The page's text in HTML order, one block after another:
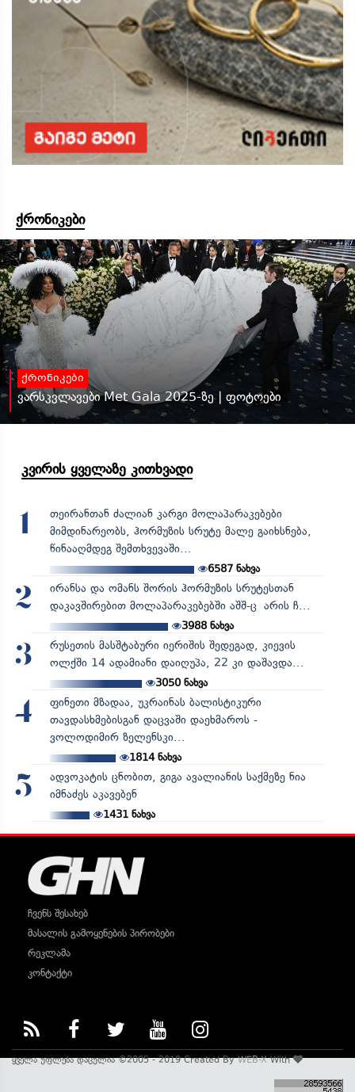
ქრონიკები
ქრონიკები
ვარსკვლავები Met Gala 2025-ზე | ფოტოები
კვირის ყველაზე კითხვადი
1
თეირანთან ძალიან კარგი მოლაპარაკებები
მიმდინარეობს, ჰორმუზის სრუტე მალე გაიხსნება,
წინააღმდეგ შემთხვევაში...
6587 ნახვა
2
ირანსა და ომანს შორის ჰორმუზის სრუტესთან
დაკავშირებით მოლაპარაკებებში აშშ-ც არის ჩ...
3988ნახვა
3
რუსეთის მასშტაბური იერიშის შედეგად, კიევის
ოლქში 14 ადამიანი დაიღუპა, 22 კი დაშავდა...
3050ნახვა
4
ფინეთი მზადაა, უკრაინას ბალისტიკური
თავდასხმებისგან დაცვაში დაეხმაროს -
ვოლოდიმირ ზელენსკი...
1814ნახვა
5
ადვოკატის ცნობით, გიგა ავალიანის საქმეზე ნია
იმნაძეს აკავებენ
1431ნახვა
ჩვენს შესახებ
მასალის გამოყენების პირობები
რეკლამა
კონტაქტი
ყველა უფლება დაცულია ©2005 - 2019 Created ByWEB-XWith